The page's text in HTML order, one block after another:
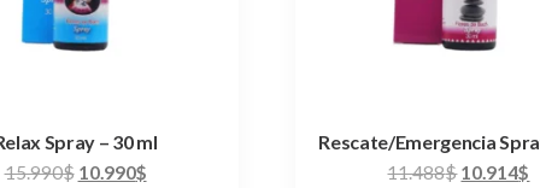
Spray – 30 ml
15.990$ El
10.990$El
Rescate/Emergencia
11.488$El
10.914$